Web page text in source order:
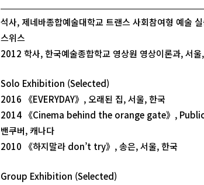
석사, 제네바종합예술대학교 트랜스 사회참여형 예술
스위스
2012 학사, 한국예술종합학교 영상원 영상이론과, 서울
Solo Exhibition (Selected)
2016 《EVERYDAY》, 오래된 집, 서울, 한국
2014 《Cinema behind the orange gate》,
밴쿠버, 캐나다
2010 《하지말라 don’t try》, 송은, 서울, 한국
Group Exhibition (Selected)